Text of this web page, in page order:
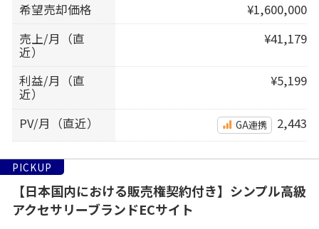
希望売却価格
¥1,600,000
売上/月（直
近）
¥41,179
利益/月（直
近）
¥5,199
PV/月（直近） GA連携 2,443
PICKUP
【日本国内における販売権契約付き】シンプル高級
アクセサリーブランドECサイト